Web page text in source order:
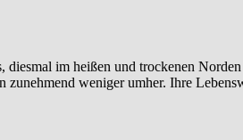
im heißen und trockenen
weniger umher. Ihre